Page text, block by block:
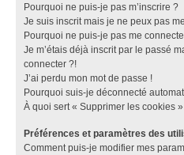
Pourquoi ne puis-je pas m’inscrire ?
Je suis inscrit mais je ne peux pas
Pourquoi ne puis-je pas me
Je m’étais déjà inscrit par le passé
connecter ?!
J’ai perdu mon mot de passe !
Pourquoi suis-je déconnecté
À quoi sert « Supprimer les cookies
Préférences et paramètres des
Comment puis-je modifier mes